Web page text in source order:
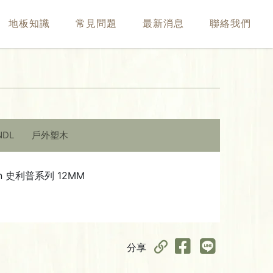
地板知識 常見問題 最新消息 聯絡我們
戶外塑木
利普系列 12MM
分享